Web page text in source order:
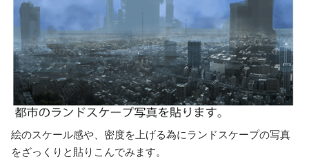
絵のスケール感や、密度を上げる為にランドスケープの写真
をざっくりと貼りこんでみます。